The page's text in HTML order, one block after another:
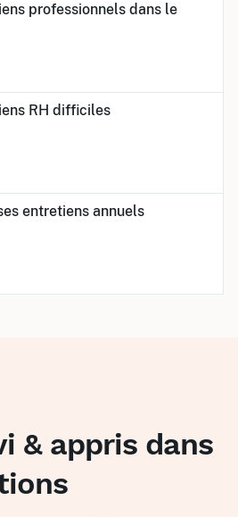
professionnels dans le
RH difficiles
entretiens annuels
& appris dans